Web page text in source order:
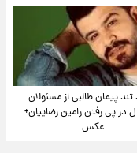
تند پیمان طالبی از مسئولان
در پی رفتن رامین رضاییان+
عکس